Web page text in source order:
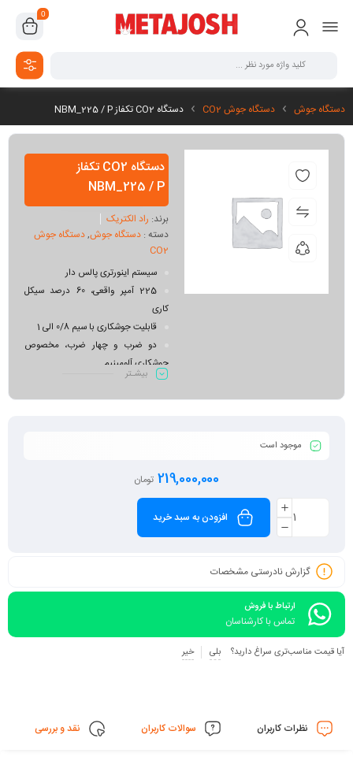
0
دستگاه جوش دستگاه جوش CO2 دستگاه CO2 تکفاز NBM_225 / P
دستگاه CO2 تکفاز
NBM_225 / P
برند: راد الکتریک
دسته : دستگاه جوش,دستگاه جوش
CO2
سیستم اینورتری پالس دار
225 آمپر واقعی، 60 درصد سیکل
کاری
قابلیت جوشکاری با سیم 0/8 الی 1
دو ضرب و چهار ضرب، مخصوص
جوشکاری آلومینیم
کابل اتصال
شلنگ گاز و بست
بیشـتر
موجود است
219,000,000 تومان
افزودن به سبد خرید
گزارش نادرستی مشخصات
ارتباط با فروش
تماس با کارشناسان
آیا قیمت مناسب‌تری سراغ دارید؟ بلی خیر
نظرات کاربران سوالات کاربران نقد و بررسی